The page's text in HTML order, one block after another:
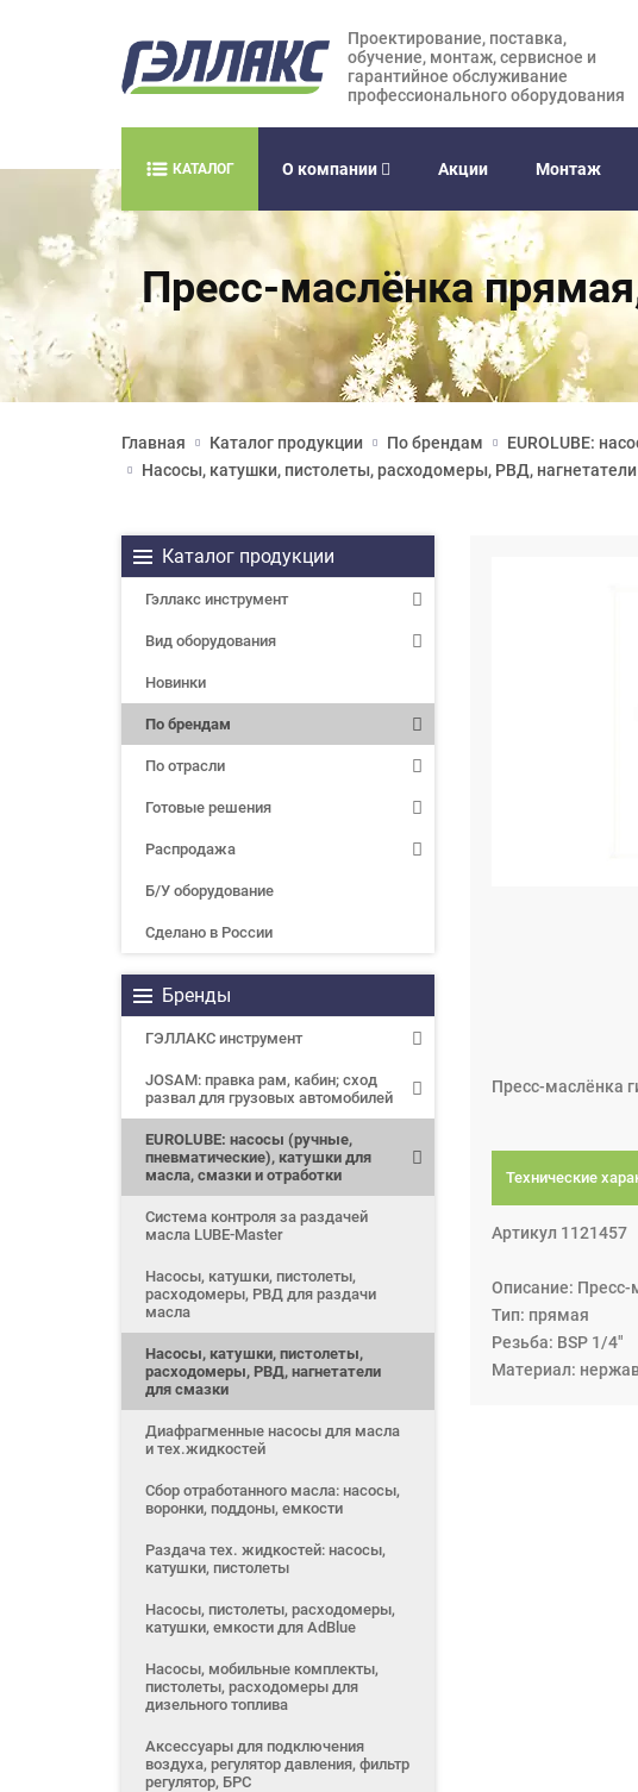
Проектирование, поставка,
обучение, монтаж, сервисное и
гарантийное обслуживание
профессионального оборудования
КАТАЛОГ О компании Акции Монтаж
Пресс-маслёнка
Главная Каталог продукции По брендам
EUROLUBE:
Насосы, катушки, пистолеты, расходомеры, РВД,
Каталог продукции
Гэллакс инструмент
Вид оборудования
Новинки
По брендам
По отрасли
Готовые решения
Распродажа
Б/У оборудование
Сделано в России
Бренды
ГЭЛЛАКС инструмент
JOSAM: правка рам, кабин; сход
развал для грузовых автомобилей
EUROLUBE: насосы (ручные,
пневматические), катушки для
масла, смазки и отработки
Система контроля за раздачей
масла LUBE-Master
Насосы, катушки, пистолеты,
расходомеры, РВД для раздачи
масла
Насосы, катушки, пистолеты,
расходомеры, РВД, нагнетатели
для смазки
Диафрагменные насосы для масла
и тех.жидкостей
Сбор отработанного масла: насосы,
воронки, поддоны, емкости
Раздача тех. жидкостей: насосы,
катушки, пистолеты
Насосы, пистолеты, расходомеры,
катушки, емкости для AdBlue
Насосы, мобильные комплекты,
пистолеты, расходомеры для
дизельного топлива
Аксессуары для подключения
воздуха, регулятор давления, фильтр
регулятор, БРС
Пресс-маслёнка
Технические
Артикул 1121457
Описание: Пресс-
Тип: прямая
Резьба: BSP 1/4"
Материал: